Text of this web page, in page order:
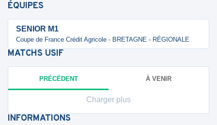
ÉQUIPES
SENIOR M1
Coupe de France Crédit Agricole - BRETAGNE - RÉGIONALE
MATCHS USIF
PRÉCÉDENT À VENIR
Charger plus
INFORMATIONS